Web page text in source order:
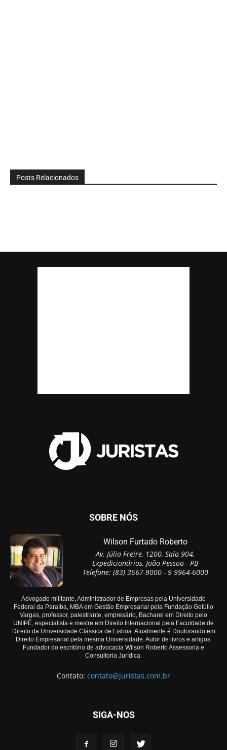
Posts Relacionados
SOBRE NÓS
Wilson Furtado Roberto
Av. Júlia Freire, 1200, Sala 904,
Expedicionários, João Pessoa - PB
Telefone: (83) 3567-9000 - 9 9964-6000
Advogado militante, Administrador de Empresas pela Universidade
Federal da Paraíba, MBA em Gestão Empresarial pela Fundação Getúlio
Vargas, professor, palestrante, empresário, Bacharel em Direito pelo
UNIPÊ, especialista e mestre em Direito Internacional pela Faculdade de
Direito da Universidade Clássica de Lisboa. Atualmente é Doutorando em
Direito Empresarial pela mesma Universidade. Autor de livros e artigos.
Fundador do escritório de advocacia Wilson Roberto Assessoria e
Consultoria Jurídica.
Contato: contato@juristas.com.br
SIGA-NOS